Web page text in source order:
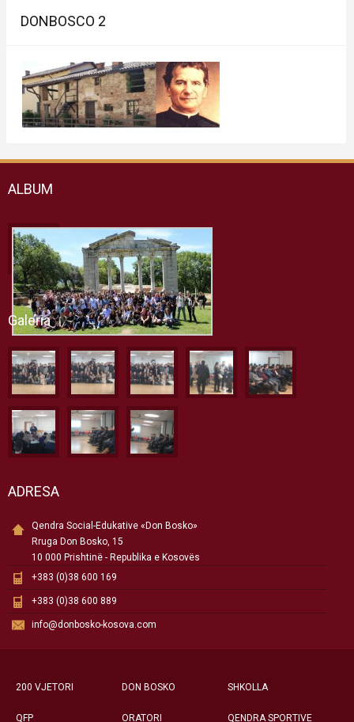
DONBOSCO 2
ALBUM
Galeria
ADRESA
Qendra Social-Edukative «Don Bosko»
Rruga Don Bosko, 15
10 000 Prishtinë - Republika e Kosovës
+383 (0)38 600 169
+383 (0)38 600 889
info@donbosko-kosova.com
200 VJETORI DON BOSKO SHKOLLA
QFP ORATORI QENDRA SPORTIVE